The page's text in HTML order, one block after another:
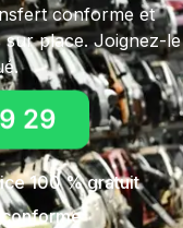
conforme et
place. Joignez-le
29
100 % gratuit